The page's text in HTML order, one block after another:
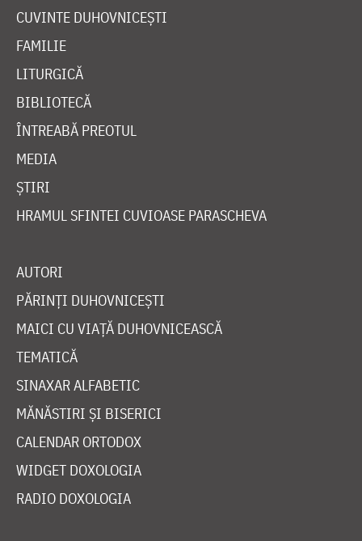
CUVINTE DUHOVNICEȘTI
FAMILIE
LITURGICĂ
BIBLIOTECĂ
ÎNTREABĂ PREOTUL
MEDIA
ȘTIRI
HRAMUL SFINTEI CUVIOASE PARASCHEVA
AUTORI
PĂRINȚI DUHOVNICEȘTI
MAICI CU VIAȚĂ DUHOVNICEASCĂ
TEMATICĂ
SINAXAR ALFABETIC
MĂNĂSTIRI ȘI BISERICI
CALENDAR ORTODOX
WIDGET DOXOLOGIA
RADIO DOXOLOGIA